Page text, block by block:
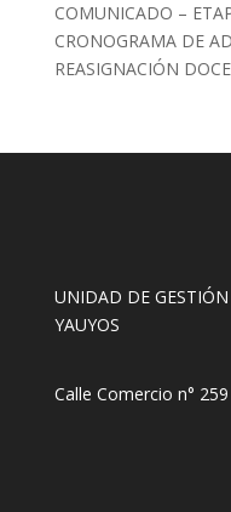
COMUNICADO –
CRONOGRAMA DE
REASIGNACIÓN
UNIDAD DE
YAUYOS
Calle Comercio n°